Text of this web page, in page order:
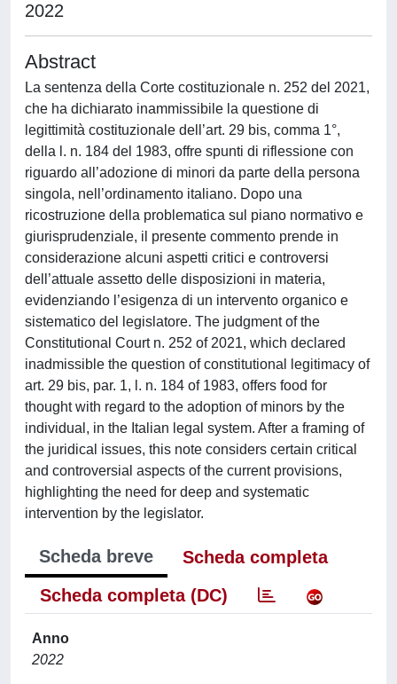
2022
Abstract
La sentenza della Corte costituzionale n. 252 del 2021,
che ha dichiarato inammissibile la questione di
legittimità costituzionale dell’art. 29 bis, comma 1°,
della l. n. 184 del 1983, offre spunti di riflessione con
riguardo all’adozione di minori da parte della persona
singola, nell’ordinamento italiano. Dopo una
ricostruzione della problematica sul piano normativo e
giurisprudenziale, il presente commento prende in
considerazione alcuni aspetti critici e controversi
dell’attuale assetto delle disposizioni in materia,
evidenziando l’esigenza di un intervento organico e
sistematico del legislatore. The judgment of the
Constitutional Court n. 252 of 2021, which declared
inadmissible the question of constitutional legitimacy of
art. 29 bis, par. 1, l. n. 184 of 1983, offers food for
thought with regard to the adoption of minors by the
individual, in the Italian legal system. After a framing of
the juridical issues, this note considers certain critical
and controversial aspects of the current provisions,
highlighting the need for deep and systematic
intervention by the legislator.
Scheda breve
Scheda completa
Scheda completa (DC)
Anno
2022